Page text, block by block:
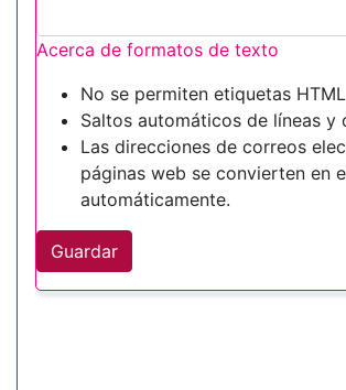
Acerca de formatos de texto
No se permiten etiquetas
Saltos automáticos de líneas y
Las direcciones de correos
páginas web se convierten en
automáticamente.
Guardar